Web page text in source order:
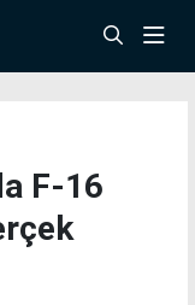
F-16